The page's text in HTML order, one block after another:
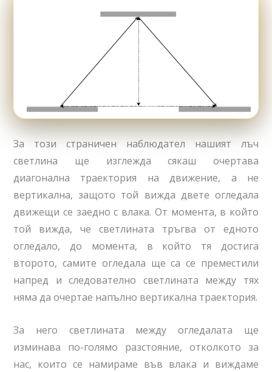
За този страничен наблюдател нашият лъч
светлина ще изглежда сякаш очертава
диагонална траектория на движение, а не
вертикална, защото той вижда двете огледала
движещи се заедно с влака. От момента, в който
той вижда, че светлината тръгва от едното
огледало, до момента, в който тя достига
второто, самите огледала ще са се преместили
напред и следователно светлината между тях
няма да очертае напълно вертикална траектория.
За него светлината между огледалата ще
изминава по-голямо разстояние, отколкото за
нас, които се намираме във влака и виждаме